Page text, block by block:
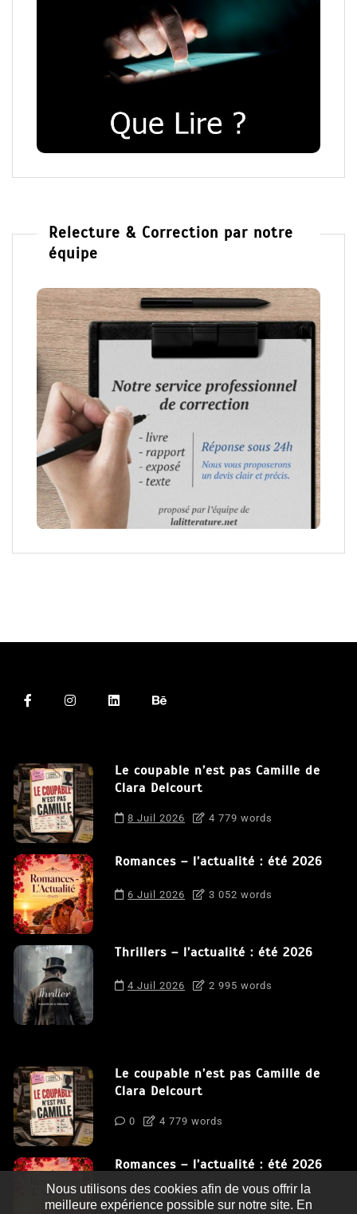
Relecture & Correction par notre
équipe
Le coupable n’est pas Camille de
Clara Delcourt
8 Juil 2026 4 779 words
Romances – l’actualité : été 2026
6 Juil 2026 3 052 words
Thrillers – l’actualité : été 2026
4 Juil 2026 2 995 words
Le coupable n’est pas Camille de
Clara Delcourt
0 4 779 words
Romances – l’actualité : été 2026
0 3 052 words
Nous utilisons des cookies afin de vous offrir la
meilleure expérience possible sur notre site. En